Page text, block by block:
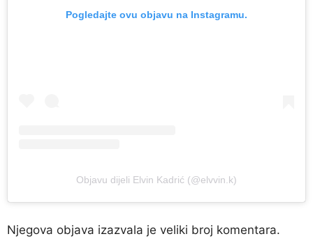
Pogledajte ovu objavu na Instagramu.
Objavu dijeli Elvin Kadrić (@elvvin.k)
Njegova objava izazvala je veliki broj komentara.